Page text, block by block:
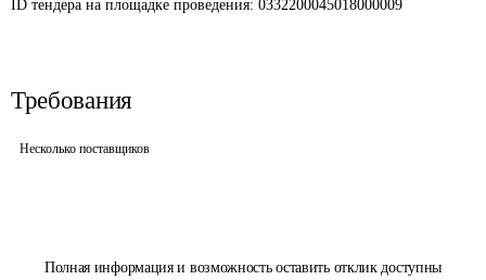
Полная информация и возможность оставить отклик доступны
ID тендера на площадке проведения: 0332200045018000009
Требования
Несколько поставщиков